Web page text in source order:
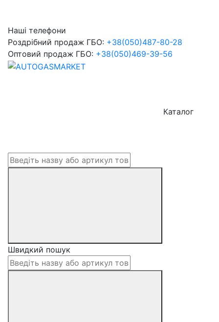
Наші телефони
Роздрібний продаж ГБО: +38(050)487-80-28
Оптовий продаж ГБО: +38(050)469-39-56
Каталог
Швидкий пошук